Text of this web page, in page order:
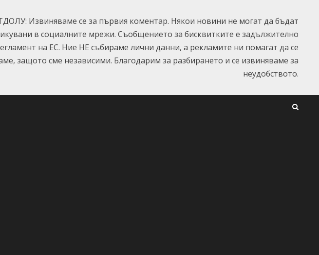
Извиняваме се за първия коментар. Някои новини не могат да бъдат
в социалните мрежи. Съобщението за бисквитките е задължително
на ЕС. Ние НЕ събираме лични данни, а рекламите ни помагат да се
защото сме независими. Благодарим за разбирането и се извиняваме за
неудобството.